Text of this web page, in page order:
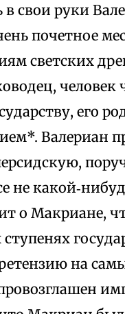
свои руки
почетное
светских
его
Валериан
не
о Макриане,
на